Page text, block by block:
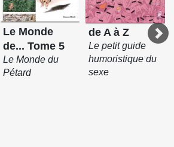
Le Monde
de... Tome 5
Le Monde du
Pétard
de A à Z
Le petit guide
humoristique du
sexe